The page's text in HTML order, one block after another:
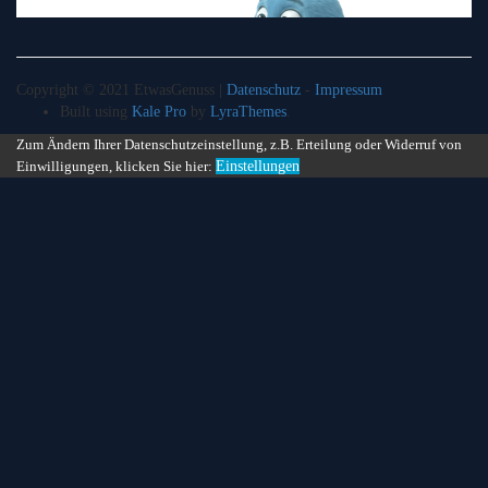
Copyright © 2021 EtwasGenuss | Datenschutz - Impressum
Built using Kale Pro by LyraThemes
Zum Ändern Ihrer Datenschutzeinstellung, z.B. Erteilung oder Widerruf von
Einwilligungen, klicken Sie hier: Einstellungen